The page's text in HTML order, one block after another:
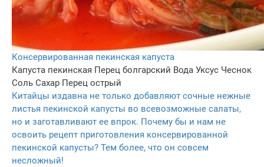
Консервированная пекинская капуста
Капуста пекинская Перец болгарский Вода Уксус Чеснок
Соль Сахар Перец острый
Китайцы издавна не только добавляют сочные нежные
листья пекинской капусты во всевозможные салаты,
но и заготавливают ее впрок. Почему бы и нам не
освоить рецепт приготовления консервированной
пекинской капусты? Тем более, что он совсем
несложный!